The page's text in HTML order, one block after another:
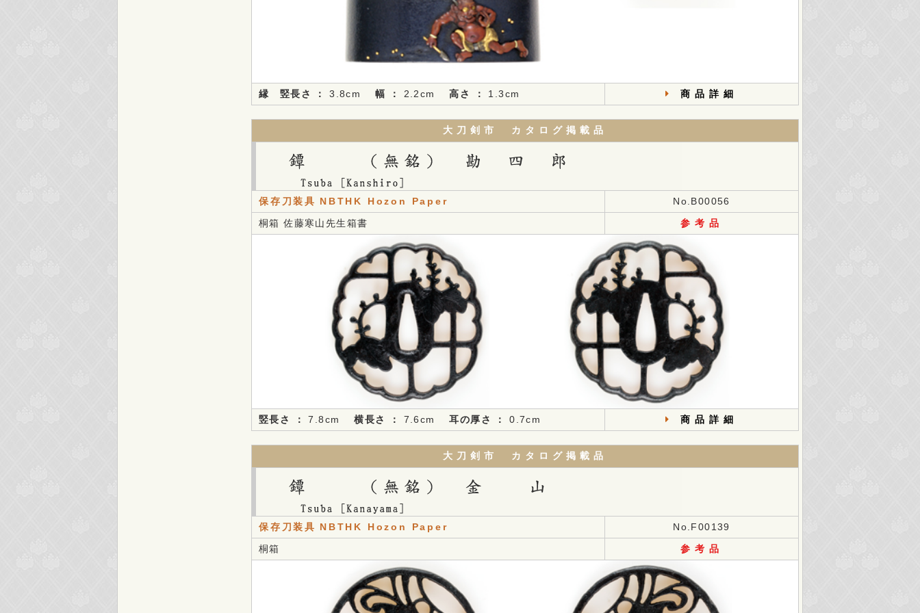
縁 竪長さ ： 3.8cm幅 ： 2.2cm高さ ： 1.3cm 商品詳細
大刀剣市 カタログ掲載品
保存刀装具 NBTHK Hozon Paper
No.B00056
桐箱 佐藤寒山先生箱書
竪長さ ： 7.8cm横長さ ： 7.6cm耳の厚さ ： 0.7cm 商品詳細
大刀剣市 カタログ掲載品
保存刀装具 NBTHK Hozon Paper
No.F00139
桐箱